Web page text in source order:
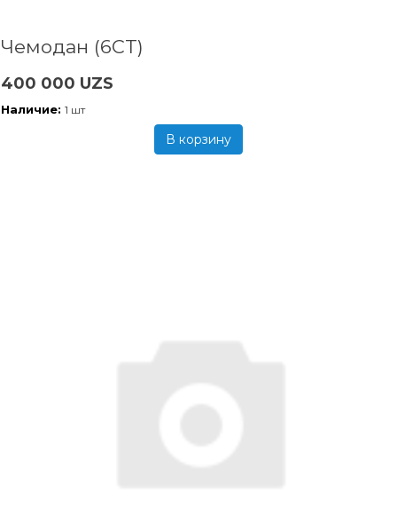
Чемодан (6CT)
400 000 UZS
Наличие: 1 шт
В корзину